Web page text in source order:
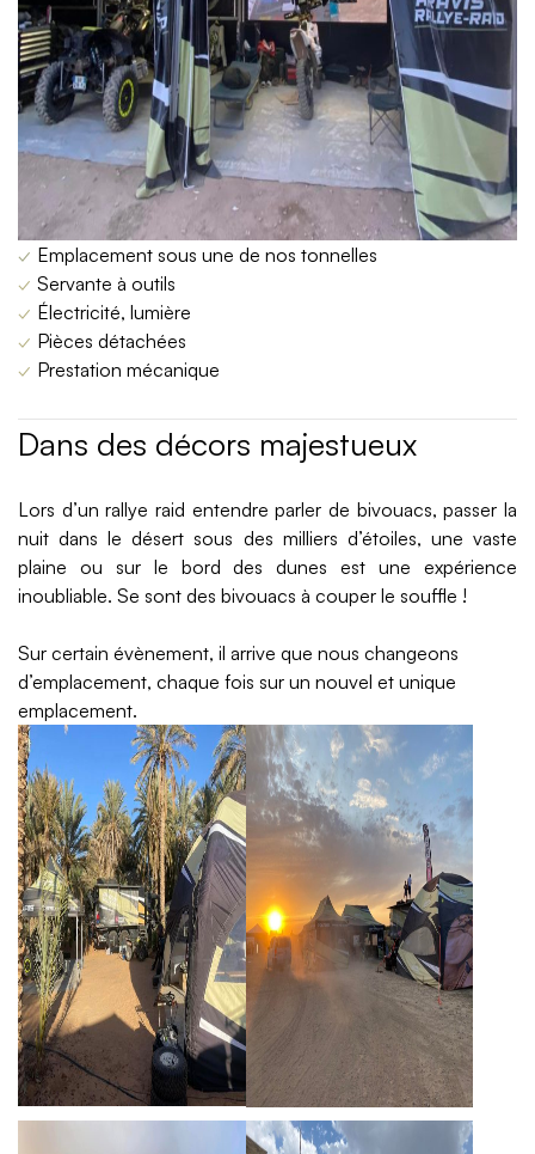
✓ Emplacement sous une de nos tonnelles
✓ Servante à outils
✓ Électricité, lumière
✓ Pièces détachées
✓ Prestation mécanique
Dans des décors majestueux
Lors d’un rallye raid entendre parler de bivouacs, passer la
nuit dans le désert sous des milliers d’étoiles, une vaste
plaine ou sur le bord des dunes est une expérience
inoubliable. Se sont des bivouacs à couper le souffle !
Sur certain évènement, il arrive que nous changeons
d’emplacement, chaque fois sur un nouvel et unique
emplacement.